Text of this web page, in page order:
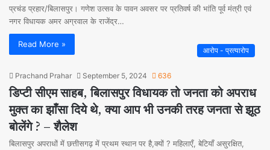
प्रचंड प्रहार/बिलासपुर। गणेश उत्सव के पावन अवसर पर प्रतिवर्ष की भांति पूर्व मंत्री एवं
नगर विधायक अमर अग्रवाल के राजेंद्र…
Read More »
आरोप - प्रत्यारोप
Prachand Prahar September 5, 2024 636
डिप्टी सीएम साहब, बिलासपुर विधायक तो जनता को अपराध
मुक्त का झाँसा दिये थे, क्या आप भी उनकी तरह जनता से झूठ
बोलेंगे ? – शैलेश
बिलासपुर अपराधों में छत्तीसगढ़ में प्रथम स्थान पर है,क्यों ? महिलाएँ, बेटियाँ असुरक्षित,